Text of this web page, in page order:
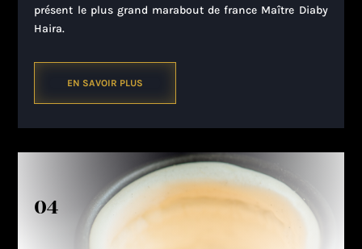
présent le plus grand marabout de france Maître Diaby
Haira.
EN SAVOIR PLUS
04